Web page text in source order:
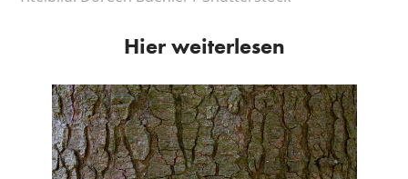
Hier weiterlesen